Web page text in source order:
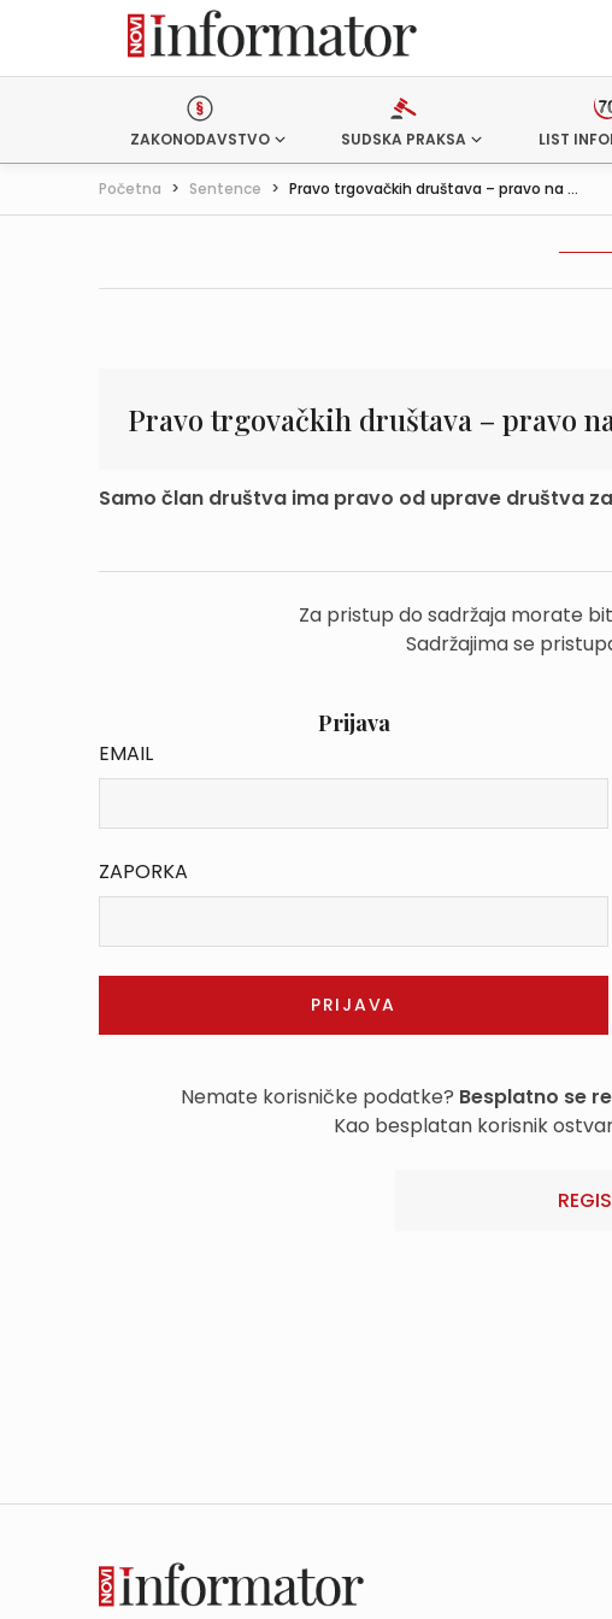
ZAKONODAVSTVO SUDSKA PRAKSA LIST
Početna > Sentence > Pravo trgovačkih društava – pravo na ...
Pravo trgovačkih društava – pravo
Samo član društva ima pravo od uprave društva
Za pristup do sadržaja morate
Sadržajima se
Prijava
EMAIL
ZAPORKA
Nemate korisničke podatke? Besplatno se
Kao besplatan korisnik